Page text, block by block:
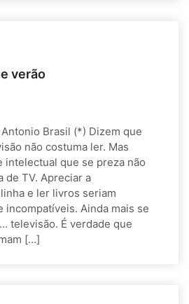
verão
Antonio Brasil (*) Dizem que
não costuma ler. Mas
intelectual que se preza não
de TV. Apreciar a
e ler livros seriam
incompatíveis. Ainda mais se
televisão. É verdade que
[…]